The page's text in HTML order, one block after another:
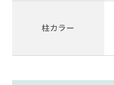
柱カラー